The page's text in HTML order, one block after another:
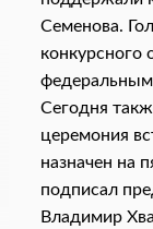
Семенова.
конкурсного
федеральным
Сегодня
церемония
назначен на
подписал
Владимир